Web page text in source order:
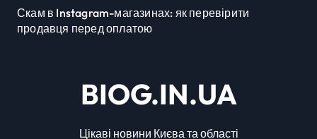
Скам в Instagram-магазинах: як перевірити
продавця перед оплатою
BIOG.IN.UA
Цікаві новини Києва та області